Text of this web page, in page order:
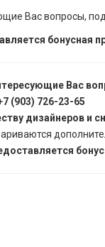
Вас вопросы,
бонусная
Вас
(903) 726-23-65
дизайнеров и